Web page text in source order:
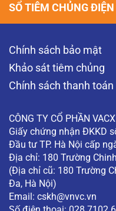
Chính sách bảo mật
Khảo sát tiêm chủng
Chính sách thanh toán
CÔNG TY CỔ PHẦN
Giấy chứng nhận ĐKKD
Đầu tư TP. Hà Nội cấp
Địa chỉ: 180 Trường
(Địa chỉ cũ: 180 Trường
Đa, Hà Nội)
Email: cskh@vnvc.vn
SỔ TIÊM CHỦNG